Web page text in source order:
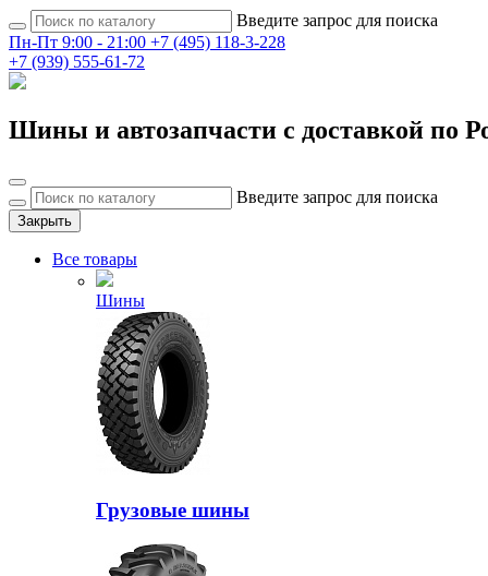
Введите запрос для поиска
Пн-Пт 9:00 - 21:00 +7 (495) 118-3-228
+7 (939) 555-61-72
Шины и автозапчасти с доставкой по
Введите запрос для поиска
Закрыть
Все товары
Шины
Грузовые шины